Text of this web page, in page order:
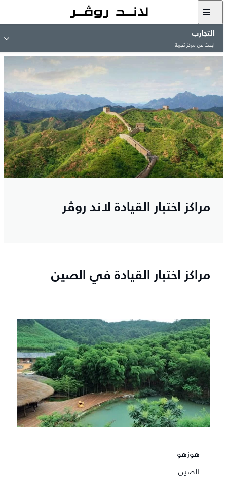
التجارب
ابحث عن مركز تجربة
مراكز اختبار القيادة لاند روڤر
مراكز اختبار القيادة في الصين
هوزهو
الصين